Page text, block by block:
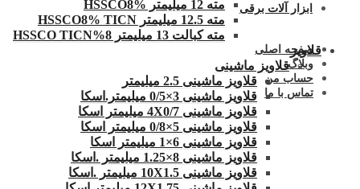
ابزار آلات برقی
صفحه اصلی
وبلاگ
حساب من
تماس با ما
مته 12 میلیمتر HSSCO8%
مته 12.5 میلیمتر HSSCO8% TICN
مته کبالت 13 میلیمتر 8%HSSCO TICN
قلاویز
قلاویز ماشینی
قلاویز ماشینی 2.5 میلیمتر
قلاویز ماشینی 3×0/5 میلیمتر.اسکا
قلاویز ماشینی 4X0/7 میلیمتر اسکا
قلاویز ماشینی 5×0/8 میلیمتر اسکا
قلاویز ماشینی 6×1 میلیمتر اسکا
قلاویز ماشینی 8×1.25 میلیمتر .اسکا
قلاویز ماشینی 10X1.5 میلیمتر .اسکا